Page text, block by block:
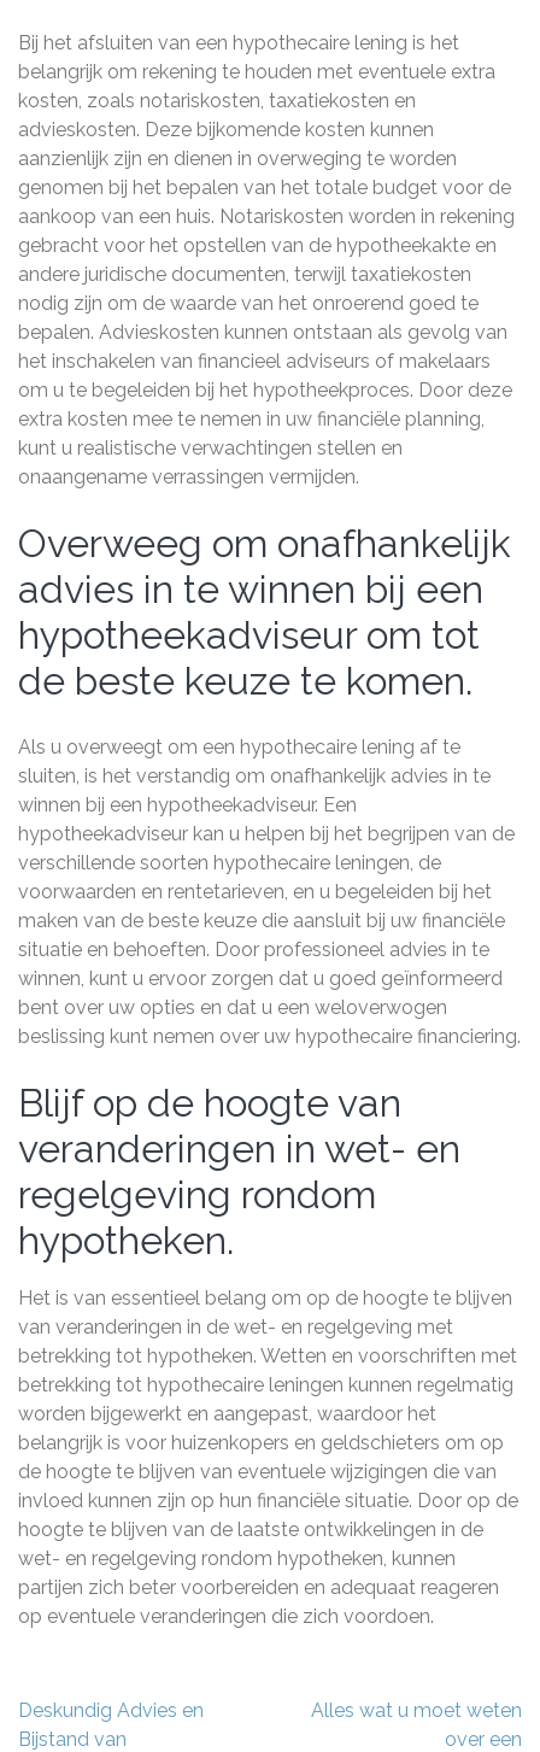
Bij het afsluiten van een hypothecaire lening is het
belangrijk om rekening te houden met eventuele extra
kosten, zoals notariskosten, taxatiekosten en
advieskosten. Deze bijkomende kosten kunnen
aanzienlijk zijn en dienen in overweging te worden
genomen bij het bepalen van het totale budget voor de
aankoop van een huis. Notariskosten worden in rekening
gebracht voor het opstellen van de hypotheekakte en
andere juridische documenten, terwijl taxatiekosten
nodig zijn om de waarde van het onroerend goed te
bepalen. Advieskosten kunnen ontstaan ​​als gevolg van
het inschakelen van financieel adviseurs of makelaars
om u te begeleiden bij het hypotheekproces. Door deze
extra kosten mee te nemen in uw financiële planning,
kunt u realistische verwachtingen stellen en
onaangename verrassingen vermijden.
Overweeg om onafhankelijk
advies in te winnen bij een
hypotheekadviseur om tot
de beste keuze te komen.
Als u overweegt om een hypothecaire lening af te
sluiten, is het verstandig om onafhankelijk advies in te
winnen bij een hypotheekadviseur. Een
hypotheekadviseur kan u helpen bij het begrijpen van de
verschillende soorten hypothecaire leningen, de
voorwaarden en rentetarieven, en u begeleiden bij het
maken van de beste keuze die aansluit bij uw financiële
situatie en behoeften. Door professioneel advies in te
winnen, kunt u ervoor zorgen dat u goed geïnformeerd
bent over uw opties en dat u een weloverwogen
beslissing kunt nemen over uw hypothecaire financiering.
Blijf op de hoogte van
veranderingen in wet- en
regelgeving rondom
hypotheken.
Het is van essentieel belang om op de hoogte te blijven
van veranderingen in de wet- en regelgeving met
betrekking tot hypotheken. Wetten en voorschriften met
betrekking tot hypothecaire leningen kunnen regelmatig
worden bijgewerkt en aangepast, waardoor het
belangrijk is voor huizenkopers en geldschieters om op
de hoogte te blijven van eventuele wijzigingen die van
invloed kunnen zijn op hun financiële situatie. Door op de
hoogte te blijven van de laatste ontwikkelingen in de
wet- en regelgeving rondom hypotheken, kunnen
partijen zich beter voorbereiden en adequaat reageren
op eventuele veranderingen die zich voordoen.
Berichtnavigatie
Deskundig Advies en
Bijstand van
Alles wat u moet weten
over een